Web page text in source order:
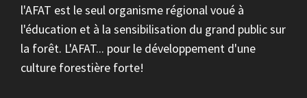
l'AFAT est le seul organisme régional voué à
l'éducation et à la sensibilisation du grand public sur
la forêt. L'AFAT... pour le développement d'une
culture forestière forte!